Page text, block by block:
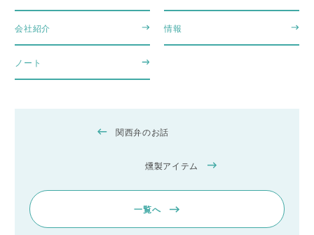
会社紹介 情報
ノート
関西弁のお話
燻製アイテム
一覧へ